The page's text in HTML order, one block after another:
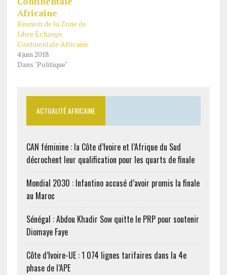
Réunion de la Zone de
Libre Échange
Continentale Africaine
4 juin 2018
Dans "Politique"
ACTUALITÉ AFRICAINE
CAN féminine : la Côte d’Ivoire et l’Afrique du Sud
décrochent leur qualification pour les quarts de finale
Mondial 2030 : Infantino accusé d’avoir promis la finale
au Maroc
Sénégal : Abdou Khadir Sow quitte le PRP pour soutenir
Diomaye Faye
Côte d’Ivoire-UE : 1 074 lignes tarifaires dans la 4e
phase de l’APE